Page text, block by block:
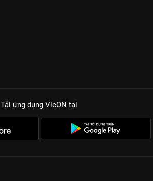
Tải ứng dụng VieON tại